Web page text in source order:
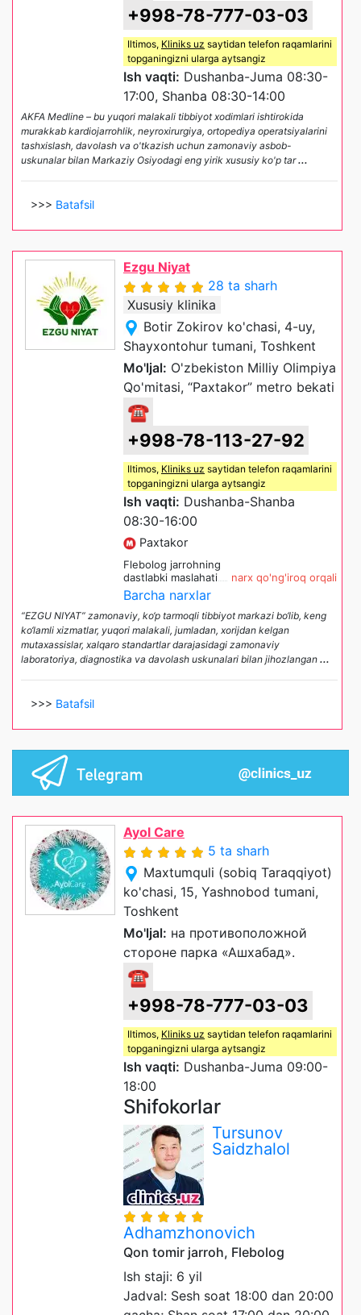
+998-78-777-03-03
Iltimos, Kliniks uz saytidan telefon raqamlarini
topganingizni ularga aytsangiz
Ish vaqti: Dushanba-Juma 08:30-
17:00, Shanba 08:30-14:00
AKFA Medline – bu yuqori malakali tibbiyot xodimlari ishtirokida
murakkab kardiojarrohlik, neyroxirurgiya, ortopediya operatsiyalarini
tashxislash, davolash va o'tkazish uchun zamonaviy asbob-
uskunalar bilan Markaziy Osiyodagi eng yirik xususiy ko'p tar...
>>> Batafsil
Ezgu Niyat
28 ta sharh
Xususiy klinika
Botir Zokirov ko'chasi, 4-uy,
Shayxontohur tumani, Toshkent
Mo'ljal: O'zbekiston Milliy Olimpiya
Qo'mitasi, “Paxtakor” metro bekati
☎
+998-78-113-27-92
Iltimos, Kliniks uz saytidan telefon raqamlarini
topganingizni ularga aytsangiz
Ish vaqti: Dushanba-Shanba
08:30-16:00
Paxtakor
Flebolog jarrohning
dastlabki maslahati
narx qo'ng'iroq orqali
Barcha narxlar
“EZGU NIYAT” zamonaviy, ko‘p tarmoqli tibbiyot markazi bo‘lib, keng
ko‘lamli xizmatlar, yuqori malakali, jumladan, xorijdan kelgan
mutaxassislar, xalqaro standartlar darajasidagi zamonaviy
laboratoriya, diagnostika va davolash uskunalari bilan jihozlangan ...
>>> Batafsil
Ayol Care
5 ta sharh
Maxtumquli (sobiq Taraqqiyot)
ko'chasi, 15, Yashnobod tumani,
Toshkent
Mo'ljal: на противоположной
стороне парка «Ашхабад».
☎
+998-78-777-03-03
Iltimos, Kliniks uz saytidan telefon raqamlarini
topganingizni ularga aytsangiz
Ish vaqti: Dushanba-Juma 09:00-
18:00
Shifokorlar
Tursunov
Saidzhalol
Adhamzhonovich
Qon tomir jarroh, Flebolog
Ish staji: 6 yil
Jadval: Sesh soat 18:00 dan 20:00